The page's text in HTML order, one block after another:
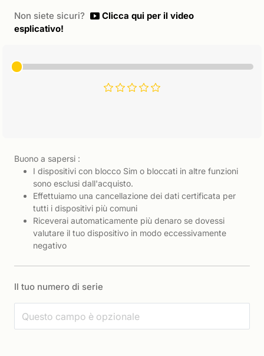
Non siete sicuri?
Clicca qui per il video
esplicativo!
Buono a sapersi :
I dispositivi con blocco Sim o bloccati in altre funzioni
sono esclusi dall'acquisto.
Effettuiamo una cancellazione dei dati certificata per
tutti i dispositivi più comuni
Riceverai automaticamente più denaro se dovessi
valutare il tuo dispositivo in modo eccessivamente
negativo
Il tuo numero di serie